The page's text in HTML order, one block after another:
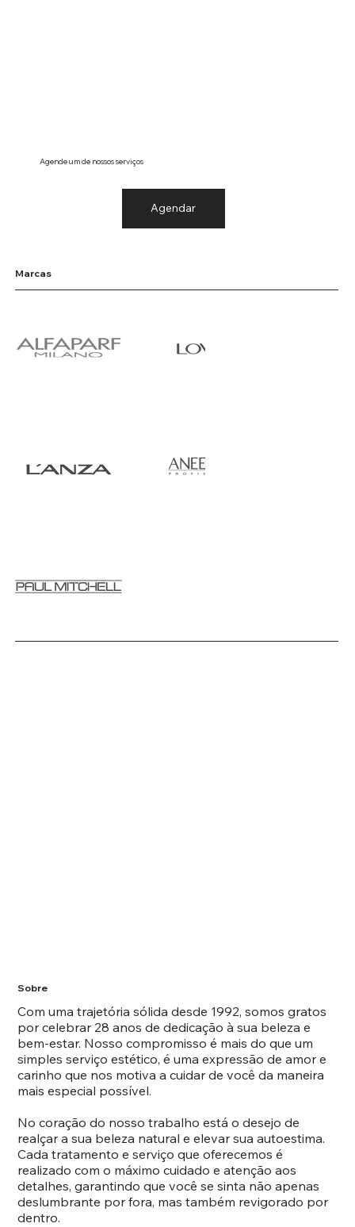
Agende um de nossos serviços
Agendar
Marcas
Com uma trajetória sólida desde 1992, somos gratos
por celebrar 28 anos de dedicação à sua beleza e
bem-estar. Nosso compromisso é mais do que um
simples serviço estético, é uma expressão de amor e
carinho que nos motiva a cuidar de você da maneira
mais especial possível.
No coração do nosso trabalho está o desejo de
realçar a sua beleza natural e elevar sua autoestima.
Cada tratamento e serviço que oferecemos é
realizado com o máximo cuidado e atenção aos
detalhes, garantindo que você se sinta não apenas
deslumbrante por fora, mas também revigorado por
dentro.
Sobre